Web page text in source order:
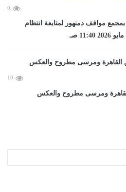
0
مواقف دمنهور لمتابعة انتظام
10
ومرسى مطروح والعكس